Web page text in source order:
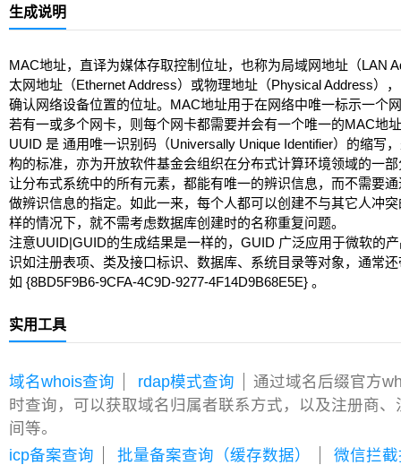
生成说明
MAC地址，直译为媒体存取控制位址，也称为局域网地址（LAN
太网地址（Ethernet Address）或物理地址（Physical Address）
确认网络设备位置的位址。MAC地址用于在网络中唯一标示一个
若有一或多个网卡，则每个网卡都需要并会有一个唯一的MAC地
UUID 是 通用唯一识别码（Universally Unique Identifier）的缩写
构的标准，亦为开放软件基金会组织在分布式计算环境领域的一
让分布式系统中的所有元素，都能有唯一的辨识信息，而不需要
做辨识信息的指定。如此一来，每个人都可以创建不与其它人冲
样的情况下，就不需考虑数据库创建时的名称重复问题。
注意UUID|GUID的生成结果是一样的，GUID 广泛应用于微软的
识如注册表项、类及接口标识、数据库、系统目录等对象，通常
如 {8BD5F9B6-9CFA-4C9D-9277-4F14D9B68E5E} 。
实用工具
域名whois查询 rdap模式查询
通过域名后缀官方
时查询，可以获取域名归属者联系方式，以及注册商、
间等。
icp备案查询
批量备案查询（缓存数据）
微信拦